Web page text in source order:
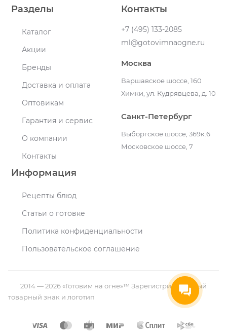
Разделы
Каталог
Акции
Бренды
Доставка и оплата
Оптовикам
Гарантия и сервис
О компании
Контакты
Информация
Рецепты блюд
Статьи о готовке
Политика конфиденциальности
Пользовательское соглашение
Контакты
+7 (495) 133-2085
ml@gotovimnaogne.ru
Москва
Варшавское шоссе, 160
Химки, ул. Кудрявцева, д. 10
Санкт-Петербург
Выборгское шоссе, 369к.6
Московское шоссе, 7
2014 — 2026 «Готовим на огне»™ Зарегистрированный
товарный знак и логотип